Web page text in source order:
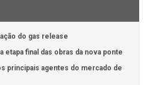
do gas release
etapa final das obras da nova ponte
principais agentes do mercado de